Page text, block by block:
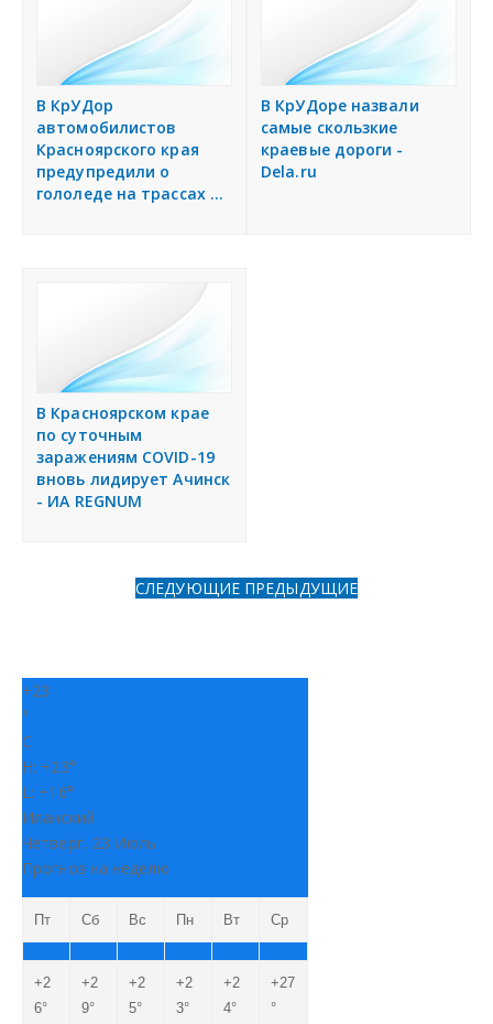
В КрУДор
автомобилистов
Красноярского края
предупредили о
гололеде на трассах ...
В КрУДоре назвали
самые скользкие
краевые дороги -
Dela.ru
В Красноярском крае
по суточным
заражениям COVID-19
вновь лидирует Ачинск
- ИА REGNUM
СЛЕДУЮЩИЕ ПРЕДЫДУЩИЕ
+23
°
C
H: +23°
L: +16°
Иланский
Четверг, 23 Июль
Прогноз на неделю
Пт Сб Вс Пн Вт Ср
+2
6°
+2
9°
+2
5°
+2
3°
+2
4°
+27
°